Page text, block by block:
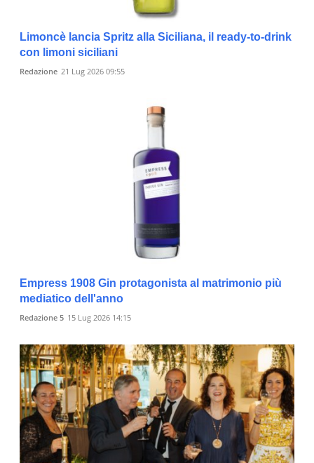
Limoncè lancia Spritz alla Siciliana, il ready-to-drink
con limoni siciliani
Redazione 21 Lug 2026 09:55
Empress 1908 Gin protagonista al matrimonio più
mediatico dell'anno
Redazione 5 15 Lug 2026 14:15